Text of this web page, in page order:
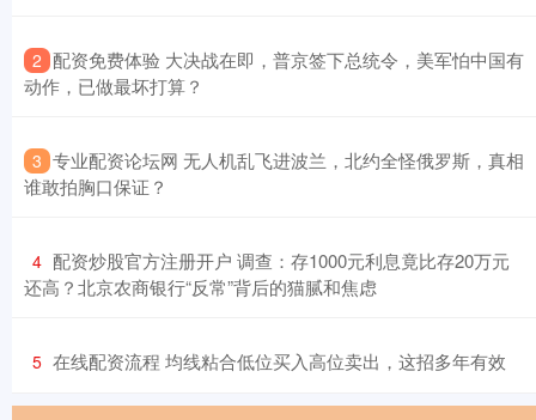
2 ​配资免费体验 大决战在即，普京签下总统令，美军怕中国有
动作，已做最坏打算？
3 ​专业配资论坛网 无人机乱飞进波兰，北约全怪俄罗斯，真相
谁敢拍胸口保证？
4 ​配资炒股官方注册开户 调查：存1000元利息竟比存20万元
还高？北京农商银行“反常”背后的猫腻和焦虑
5 ​在线配资流程 均线粘合低位买入高位卖出，这招多年有效